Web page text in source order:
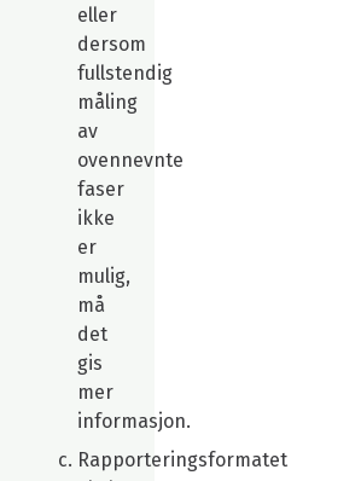
eller
dersom
fullstendig
måling
av
ovennevnte
faser
ikke
er
mulig,
må
det
gis
mer
informasjon.
Rapporteringsformatet